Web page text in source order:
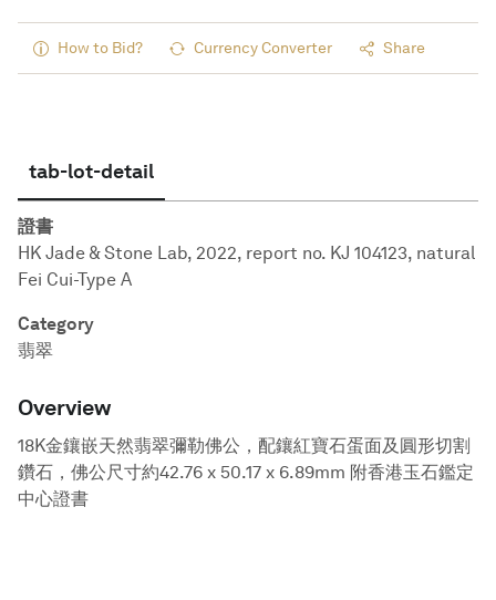
How to Bid? Currency Converter Share
tab-lot-detail
證書
HK Jade & Stone Lab, 2022, report no. KJ 104123, natural
Fei Cui-Type A
Category
翡翠
Overview
18K金鑲嵌天然翡翠彌勒佛公，配鑲紅寶石蛋面及圓形切割
鑽石，佛公尺寸約42.76 x 50.17 x 6.89mm 附香港玉石鑑定
中心證書